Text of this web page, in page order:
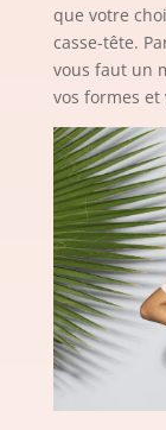
que votre
casse-tête.
vous faut un
vos formes